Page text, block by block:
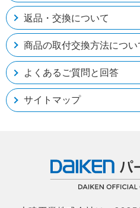
返品・交換について
商品の取付交換方法につ
よくあるご質問と回答
サイトマップ